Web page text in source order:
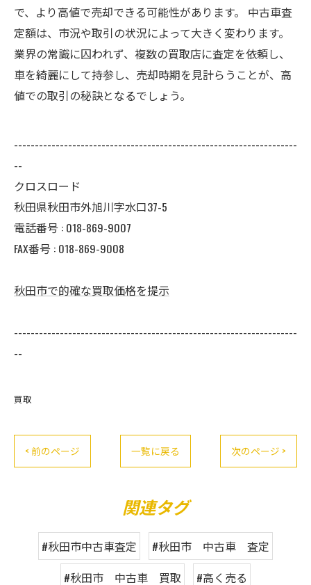
で、より高値で売却できる可能性があります。 中古車査
定額は、市況や取引の状況によって大きく変わります。
業界の常識に囚われず、複数の買取店に査定を依頼し、
車を綺麗にして持参し、売却時期を見計らうことが、高
値での取引の秘訣となるでしょう。
--------------------------------------------------------------------
--
クロスロード
秋田県秋田市外旭川字水口37-5
電話番号 : 018-869-9007
FAX番号 : 018-869-9008
秋田市で的確な買取価格を提示
--------------------------------------------------------------------
--
買取
< 前のページ 一覧に戻る 次のページ >
関連タグ
#秋田市中古車査定
#秋田市 中古車 査定
#秋田市 中古車 買取
#高く売る